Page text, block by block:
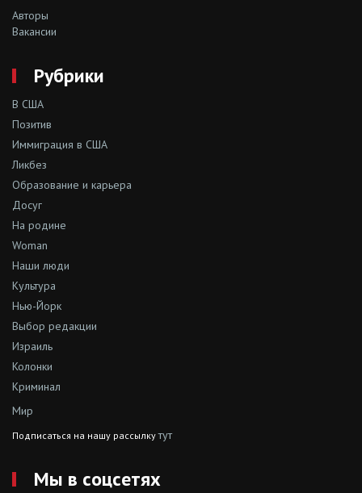
Авторы
Вакансии
Рубрики
В США
Позитив
Иммиграция в США
Ликбез
Образование и карьера
Досуг
На родине
Woman
Наши люди
Культура
Нью-Йорк
Выбор редакции
Израиль
Колонки
Криминал
Мир
Подписаться на нашу рассылкутут
Мы в соцсетях